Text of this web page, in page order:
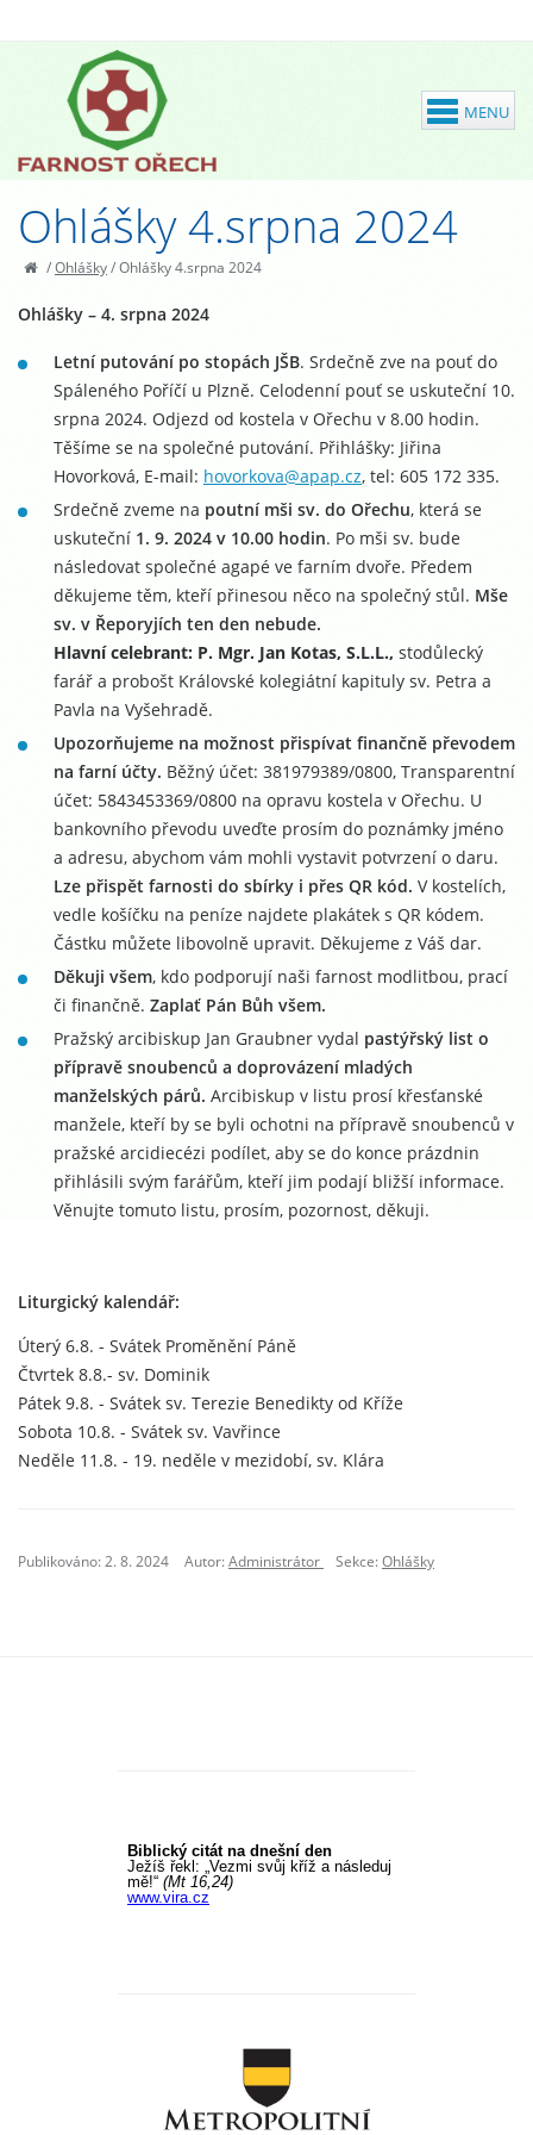
Ohlášky 4.srpna 2024
/Ohlášky/Ohlášky 4.srpna 2024
Ohlášky – 4. srpna 2024
Letní putování po stopách JŠB. Srdečně zve na pouť do
Spáleného Poříčí u Plzně. Celodenní pouť se uskuteční 10.
srpna 2024. Odjezd od kostela v Ořechu v 8.00 hodin.
Těšíme se na společné putování. Přihlášky: Jiřina
Hovorková, E-mail: hovorkova@apap.cz, tel: 605 172 335.
Srdečně zveme na poutní mši sv. do Ořechu, která se
uskuteční 1. 9. 2024 v 10.00 hodin. Po mši sv. bude
následovat společné agapé ve farním dvoře. Předem
děkujeme těm, kteří přinesou něco na společný stůl. Mše
sv. v Řeporyjích ten den nebude.
Hlavní celebrant: P. Mgr. Jan Kotas, S.L.L., stodůlecký
farář a probošt Královské kolegiátní kapituly sv. Petra a
Pavla na Vyšehradě.
Upozorňujeme na možnost přispívat finančně převodem
na farní účty. Běžný účet: 381979389/0800, Transparentní
účet: 5843453369/0800 na opravu kostela v Ořechu. U
bankovního převodu uveďte prosím do poznámky jméno
a adresu, abychom vám mohli vystavit potvrzení o daru.
Lze přispět farnosti do sbírky i přes QR kód. V kostelích,
vedle košíčku na peníze najdete plakátek s QR kódem.
Částku můžete libovolně upravit. Děkujeme z Váš dar.
Děkuji všem, kdo podporují naši farnost modlitbou, prací
či finančně. Zaplať Pán Bůh všem.
Pražský arcibiskup Jan Graubner vydal pastýřský list o
přípravě snoubenců a doprovázení mladých
manželských párů. Arcibiskup v listu prosí křesťanské
manžele, kteří by se byli ochotni na přípravě snoubenců v
pražské arcidiecézi podílet, aby se do konce prázdnin
přihlásili svým farářům, kteří jim podají bližší informace.
Věnujte tomuto listu, prosím, pozornost, děkuji.
Liturgický kalendář:
Úterý 6.8. - Svátek Proměnění Páně
Čtvrtek 8.8.- sv. Dominik
Pátek 9.8. - Svátek sv. Terezie Benedikty od Kříže
Sobota 10.8. - Svátek sv. Vavřince
Neděle 11.8. - 19. neděle v mezidobí, sv. Klára
Publikováno: 2. 8. 2024 Autor:Administrátor Sekce:Ohlášky